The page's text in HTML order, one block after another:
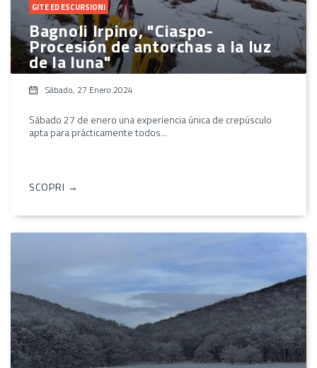
GITE ED ESCURSIONI
Bagnoli Irpino, "Ciaspo-
Procesión de antorchas a la luz
de la luna"
Sábado, 27 Enero 2024
Sábado 27 de enero una experiencia única de crepúsculo
apta para prácticamente todos...
SCOPRI →